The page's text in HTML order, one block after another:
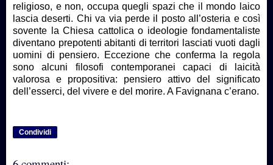
religioso, e non, occupa quegli spazi che il mondo laico
lascia deserti. Chi va via perde il posto all’osteria e così
sovente la Chiesa cattolica o ideologie fondamentaliste
diventano prepotenti abitanti di territori lasciati vuoti dagli
uomini di pensiero. Eccezione che conferma la regola
sono alcuni filosofi contemporanei capaci di laicità
valorosa e propositiva: pensiero attivo del significato
dell’esserci, del vivere e del morire. A Favignana c’erano.
Condividi